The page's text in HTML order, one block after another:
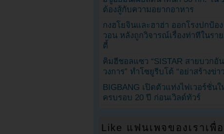
ต้องสู้กับความอยากอาหาร
กงฮโยจินและฮาฮ่า ออกโรงปกป้อ
วอน หลังถูกวิจารณ์เรื่องท่าทีในราย
ตี้
คิมฮีชอลแซว “SISTAR สายบวกอั
วงการ” ทำโซยูรีบโต้ “อย่าสร้างข่า
BIGBANG เปิดตัวแท่งไฟเวอร์ชั่น
ครบรอบ 20 ปี ก่อนเวิลด์ทัวร์
Like แฟนเพจของเราเพื่